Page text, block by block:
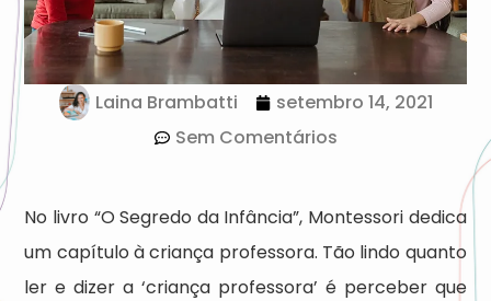
Laina Brambatti
setembro 14, 2021
Sem Comentários
No livro “O Segredo da Infância”, Montessori dedica
um capítulo à criança professora. Tão lindo quanto
ler e dizer a ‘criança professora’ é perceber que